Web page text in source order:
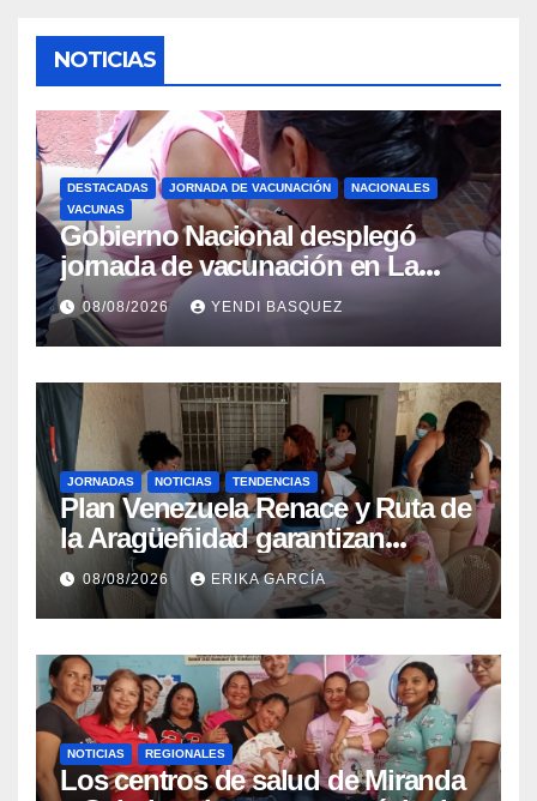
NOTICIAS
DESTACADAS JORNADA DE VACUNACIÓN
NACIONALES
VACUNAS
Gobierno Nacional desplegó
jornada de vacunación en La
Guaira para garantizar protección
epidemiológica
08/08/2026 YENDI BASQUEZ
JORNADAS NOTICIAS TENDENCIAS
Plan Venezuela Renace y Ruta de
la Aragüeñidad garantizan
atención médica integral en
Aragua
08/08/2026 ERIKA GARCÍA
NOTICIAS REGIONALES
Los centros de salud de Miranda